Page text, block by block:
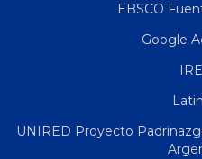
EBSCO
Google
UNIRED Proyecto